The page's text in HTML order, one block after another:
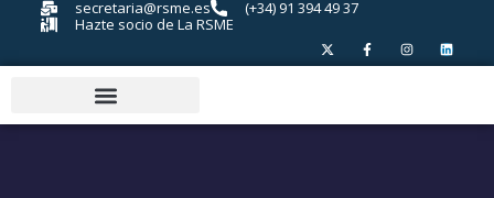
secretaria@rsme.es
(+34) 91 394 49 37
Hazte socio de La RSME